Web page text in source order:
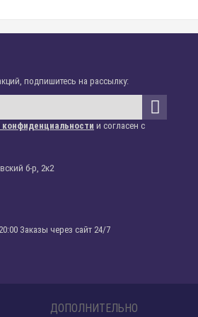
подпишитесь на рассылку:
конфиденциальности и согласен с
б-р, 2к2
Заказы через сайт 24/7
ДОПОЛНИТЕЛЬНО